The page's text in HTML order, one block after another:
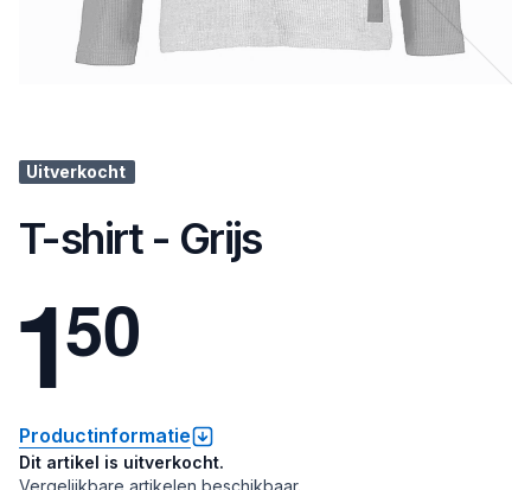
Uitverkocht
T-shirt - Grijs
150
Productinformatie
Dit artikel is uitverkocht.
Vergelijkbare artikelen beschikbaar.